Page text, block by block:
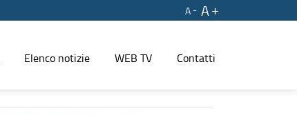
A
A
Elenco notizie WEB TV Contatti